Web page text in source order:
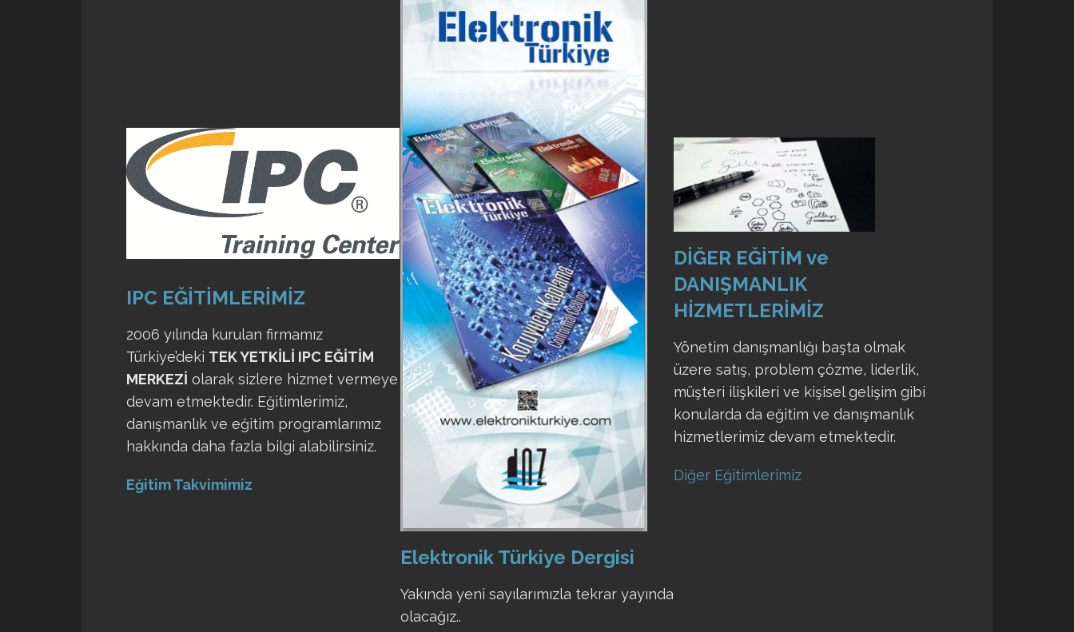
IPC EĞİTİMLERİMİZ
2006 yılında kurulan firmamız
Türkiye’deki TEK YETKİLİ IPC EĞİTİM
MERKEZİ olarak sizlere hizmet vermeye
devam etmektedir. Eğitimlerimiz,
danışmanlık ve eğitim programlarımız
hakkında daha fazla bilgi alabilirsiniz.
Eğitim Takvimimiz
Elektronik Türkiye Dergisi
Yakında yeni sayılarımızla tekrar yayında
olacağız..
DİĞER EĞİTİM ve
DANIŞMANLIK
HİZMETLERİMİZ
Yönetim danışmanlığı başta olmak
üzere satış, problem çözme, liderlik,
müşteri ilişkileri ve kişisel gelişim gibi
konularda da eğitim ve danışmanlık
hizmetlerimiz devam etmektedir.
Diğer Eğitimlerimiz